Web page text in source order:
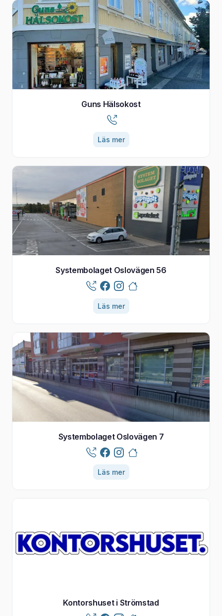
Guns Hälsokost
Läs mer
Systembolaget Oslovägen 56
Läs mer
Systembolaget Oslovägen 7
Läs mer
Kontorshuset i Strömstad